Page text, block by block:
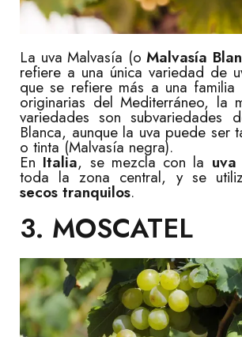
La uva Malvasía (o Malvasía
refiere a una única variedad de
que se refiere más a una familia
originarias del Mediterráneo, la
variedades son subvariedades
Blanca, aunque la uva puede ser
o tinta (Malvasía negra).
En Italia, se mezcla con la uva
toda la zona central, y se
secos tranquilos.
3. MOSCATEL